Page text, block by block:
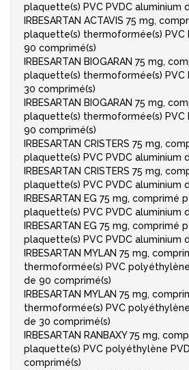
plaquette(s) PVC PVDC aluminium
IRBESARTAN ACTAVIS 75 mg,
plaquette(s) thermoformée(s) PVC
90 comprimé(s)
IRBESARTAN BIOGARAN 75 mg,
plaquette(s) thermoformée(s) PVC
30 comprimé(s)
IRBESARTAN BIOGARAN 75 mg,
plaquette(s) thermoformée(s) PVC
90 comprimé(s)
IRBESARTAN CRISTERS 75 mg,
plaquette(s) PVC PVDC aluminium
IRBESARTAN CRISTERS 75 mg,
plaquette(s) PVC PVDC aluminium
IRBESARTAN EG 75 mg, comprimé
plaquette(s) PVC PVDC aluminium
IRBESARTAN EG 75 mg, comprimé
plaquette(s) PVC PVDC aluminium
IRBESARTAN MYLAN 75 mg,
thermoformée(s) PVC
de 90 comprimé(s)
IRBESARTAN MYLAN 75 mg,
thermoformée(s) PVC
de 30 comprimé(s)
IRBESARTAN RANBAXY 75 mg,
plaquette(s) PVC polyéthylène
comprimé(s)